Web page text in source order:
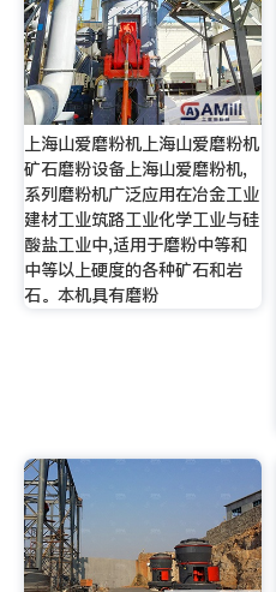
上海山爱磨粉机上海山爱磨粉机
矿石磨粉设备上海山爱磨粉机,
系列磨粉机广泛应用在冶金工业
建材工业筑路工业化学工业与硅
酸盐工业中,适用于磨粉中等和
中等以上硬度的各种矿石和岩
石。本机具有磨粉